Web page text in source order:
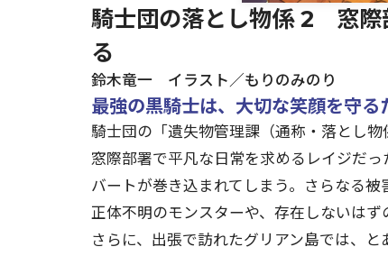
騎士団の落とし物係 2 窓際
る
鈴木竜一 イラスト／もりのみのり
最強の黒騎士は、大切な笑顔を守る
騎士団の「遺失物管理課（通称・落とし物
窓際部署で平凡な日常を求めるレイジだ
バートが巻き込まれてしまう。さらなる
正体不明のモンスターや、存在しないはず
さらに、出張で訪れたグリアン島では、